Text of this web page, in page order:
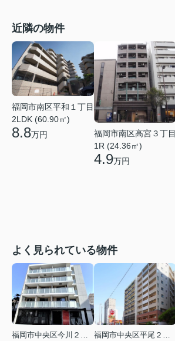
近隣の物件
福岡市南区平和１丁目
2LDK (60.90㎡)
8.8万円
福岡市南区高宮３丁目
1R (24.36㎡)
4.9万円
よく見られている物件
福岡市中央区今川２丁目
福岡市中央区平尾２丁目